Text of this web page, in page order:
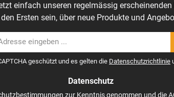
einfach unseren regelmässig
Ersten sein, über neue Produkte und
geschützt und es gelten die Datenschutzrichtlinie
Datenschutz
zur Kenntnis genommen und die